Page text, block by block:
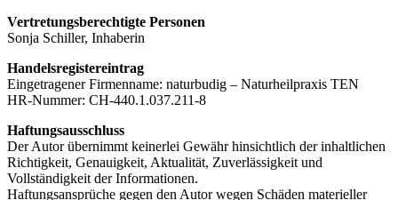
Vertretungsberechtigte Personen
Sonja Schiller, Inhaberin
Handelsregistereintrag
Eingetragener Firmenname: naturbudig – Naturheilpraxis TEN
HR-Nummer: CH-440.1.037.211-8
Haftungsausschluss
Der Autor übernimmt keinerlei Gewähr hinsichtlich der inhaltlichen
Richtigkeit, Genauigkeit, Aktualität, Zuverlässigkeit und
Vollständigkeit der Informationen.
Haftungsansprüche gegen den Autor wegen Schäden materieller